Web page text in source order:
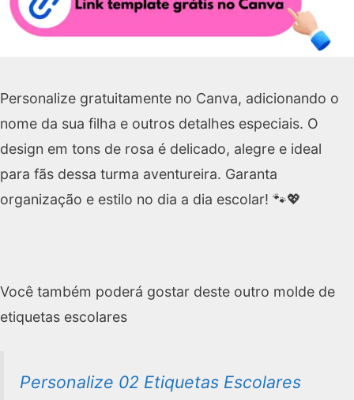
Personalize gratuitamente no Canva, adicionando o
nome da sua filha e outros detalhes especiais. O
design em tons de rosa é delicado, alegre e ideal
para fãs dessa turma aventureira. Garanta
organização e estilo no dia a dia escolar! 🐾💖
Você também poderá gostar deste outro molde de
etiquetas escolares
Personalize 02 Etiquetas Escolares